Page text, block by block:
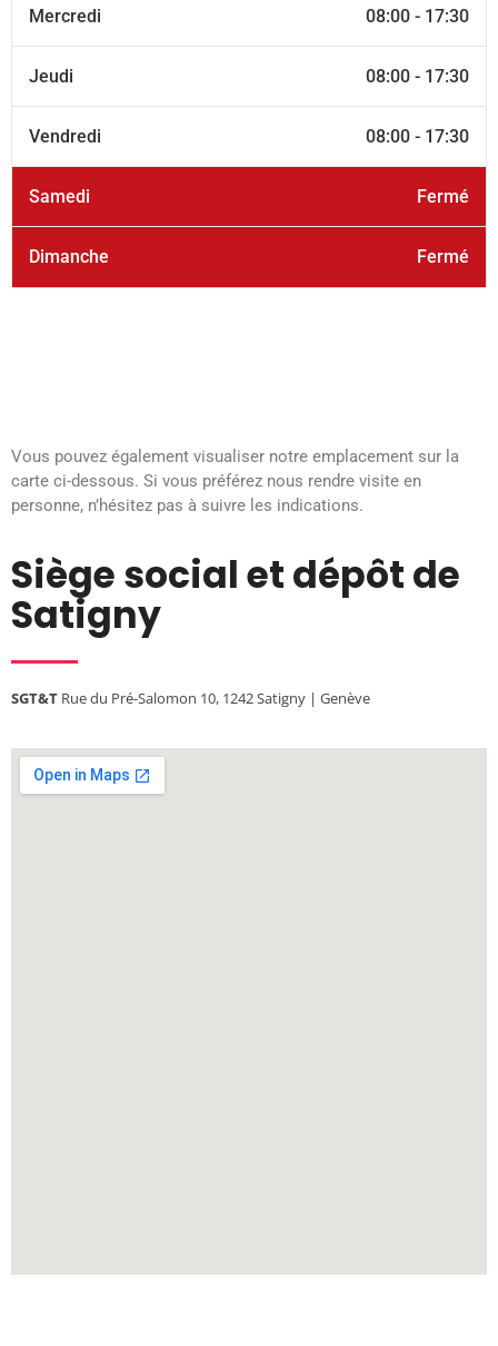
Mercredi 08:00 - 17:30
Jeudi 08:00 - 17:30
Vendredi 08:00 - 17:30
Samedi Fermé
Dimanche Fermé
Vous pouvez également visualiser notre emplacement sur la
carte ci-dessous. Si vous préférez nous rendre visite en
personne, n’hésitez pas à suivre les indications.
Siège social et dépôt de
Satigny
SGT&T Rue du Pré-Salomon 10, 1242 Satigny | Genève